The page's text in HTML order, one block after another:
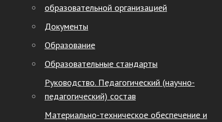
образовательной организацией
Документы
Образование
Образовательные стандарты
Руководство. Педагогический (научно-
педагогический) состав
Материально-техническое обеспечение и